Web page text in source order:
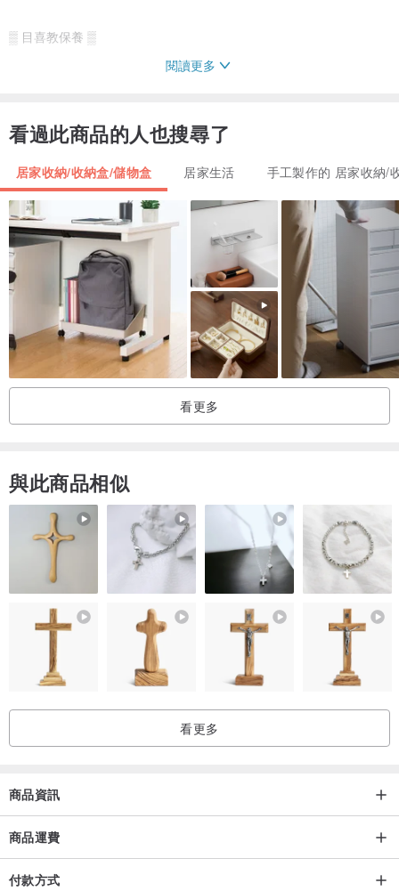
▒ 目喜教保養 ▒
▒ 給你包牢牢 ▒
第一圈：塑膠套，避免刮花了靠臉吃飯的它（產品表示：爲！我也很
實用好嗎！）
第二圈：紙盒，讓你收到產品也能有開禮物的感覺
第三圈：珍珠棉，緩衝物流運送中可能的碰撞與傷害
第四圈：氣泡紙，再次讓許許多多的空氣泡泡當前鋒抵擋所有運送中
的衝擊
用四種包材來好好環繞著您的產品，讓它能平安抵達您的手中 ❤️
▪ 材質 | 壓克力
▪ 尺寸 | 25 x 8 x 8.2 (高) cm
刷具架大格圓孔直徑2cm，小格圓孔直徑1cm
▪ 重量 | 0.47 kgs
▪ 產地 | 台灣
▪ 商品內容 | 玫瑰金筆刷收納架
▪ 使用方式 | 打開包裝後可直接使用
▒ 退換貨須知 ▒
本產品為手工製作，因此會有些許黏合不平整之處，此為難以避免的
除產品有明顯的損傷導致無法使用外，其餘售出拆封後恕無法退換貨
閱讀更多
看過此商品的人也搜尋了
居家收納/收納盒/儲物盒 居家生活 手工製作的 居家收納/
看更多
與此商品相似
看更多
商品資訊
商品運費
付款方式